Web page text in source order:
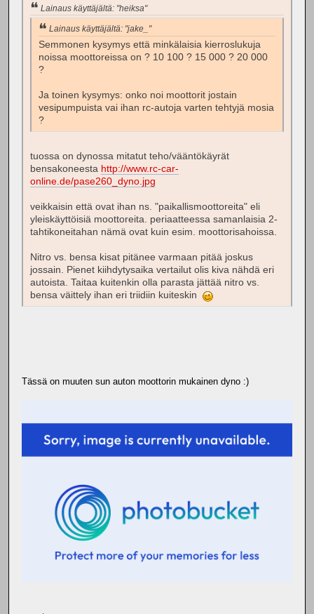
Lainaus käyttäjältä: "heiksa"
Lainaus käyttäjältä: "jake_"
Semmonen kysymys että minkälaisia kierroslukuja
noissa moottoreissa on ? 10 100 ? 15 000 ? 20 000
?
Ja toinen kysymys: onko noi moottorit jostain
vesipumpuista vai ihan rc-autoja varten tehtyjä mosia
?
tuossa on dynossa mitatut teho/vääntökäyrät
bensakoneesta http://www.rc-car-
online.de/pase260_dyno.jpg
veikkaisin että ovat ihan ns. "paikallismoottoreita" eli
yleiskäyttöisiä moottoreita. periaatteessa samanlaisia 2-
tahtikoneitahan nämä ovat kuin esim. moottorisahoissa.
Nitro vs. bensa kisat pitänee varmaan pitää joskus
jossain. Pienet kiihdytysaika vertailut olis kiva nähdä eri
autoista. Taitaa kuitenkin olla parasta jättää nitro vs.
bensa väittely ihan eri triidiin kuiteskin
Tässä on muuten sun auton moottorin mukainen dyno :)